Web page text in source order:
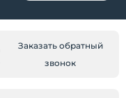
Заказать обратный
звонок